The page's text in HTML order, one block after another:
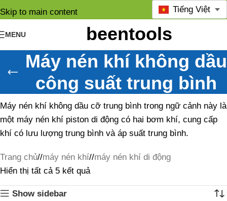
Skip to main content
MENU
Tiếng Việt
Máy nén khí không dầu
công suất trung bình
Máy nén khí không dầu cỡ trung bình trong ngữ cảnh này là
một máy nén khí piston di động có hai bơm khí, cung cấp
khí có lưu lượng trung bình và áp suất trung bình.
Trang chủ/ máy nén khí/ máy nén khí di động
Hiển thị tất cả 5 kết quả
Show sidebar